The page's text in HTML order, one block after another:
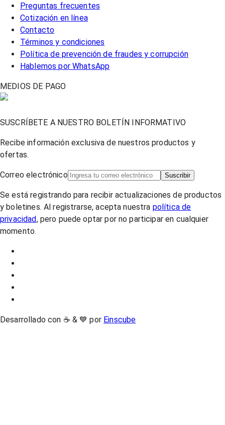
Preguntas frecuentes
Cotización en línea
Contacto
Términos y condiciones
Política de prevención de fraudes y corrupción
Hablemos por WhatsApp
MEDIOS DE PAGO
SUSCRÍBETE A NUESTRO BOLETÍN INFORMATIVO
Recibe información exclusiva de nuestros productos y
ofertas.
Correo electrónico Suscribir
Se está registrando para recibir actualizaciones de productos
y boletines. Al registrarse, acepta nuestra política de
privacidad, pero puede optar por no participar en cualquier
momento.
Desarrollado con ☕ & 💙 por Einscube